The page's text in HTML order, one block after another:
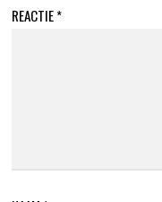
REACTIE*